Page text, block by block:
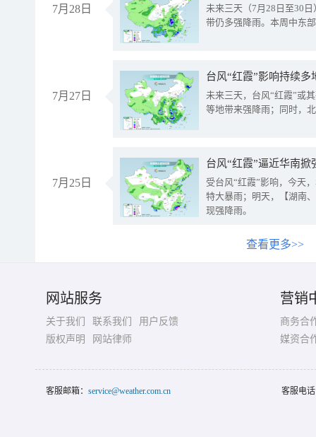
7月28日
未来三天（7月28日至30
带仍多强降雨。本周中东
7月27日
台风“红霞”影响持续
未来三天，台风“红霞”或
等地带来强降雨；同时，
7月25日
台风“红霞”逼近华南
受台风“红霞”影响，今天
特大暴雨；明天，【湖南
现强降雨。
查看更多>>
网站服务
关于我们 联系我们
用户反馈
版权声明
网站律师
营销
商务合
媒资合
客服邮箱： service@weather.com.cn 客服电